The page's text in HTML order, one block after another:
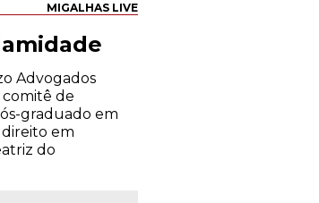
MIGALHAS LIVE
Advogados
comitê de
graduado em
direito em
do